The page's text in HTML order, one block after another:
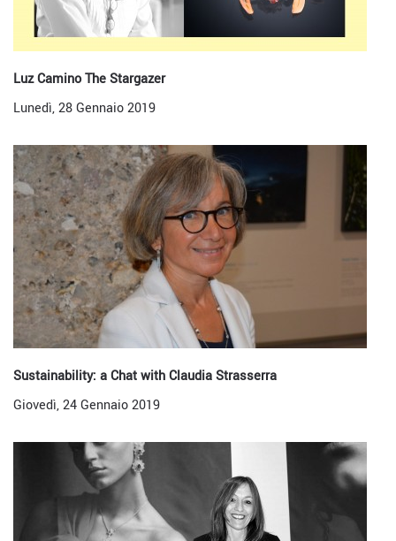
Luz Camino The Stargazer
Lunedì, 28 Gennaio 2019
Sustainability: a Chat with Claudia Strasserra
Giovedì, 24 Gennaio 2019